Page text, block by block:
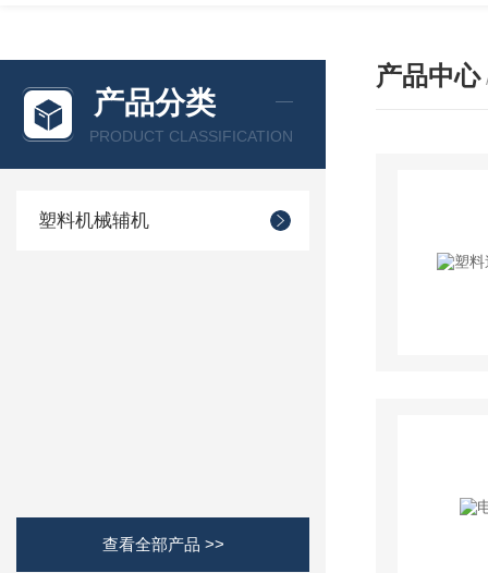
产品分类
PRODUCT CLASSIFICATION
塑料机械辅机
查看全部产品 >>
产品中心